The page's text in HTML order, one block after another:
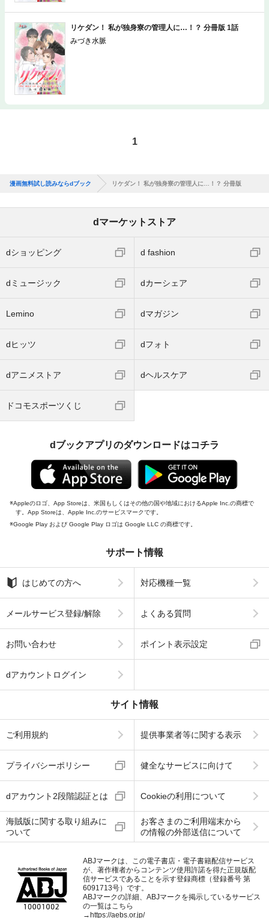
リケダン！ 私が独身寮の管理人に…！？ 分冊版 1話
みづき水脈
1
漫画無料試し読みならdブック リケダン！ 私が独身寮の管理人に…！？ 分冊版
dマーケットストア
dショッピング d fashion
dミュージック dカーシェア
Lemino dマガジン
dヒッツ dフォト
dアニメストア dヘルスケア
ドコモスポーツくじ
dブックアプリのダウンロードはコチラ
Appleのロゴ、App Storeは、米国もしくはその他の国や地域におけるApple Inc.の商標で
す。App Storeは、Apple Inc.のサービスマークです。
Google Play および Google Play ロゴは Google LLC の商標です。
サポート情報
はじめての方へ 対応機種一覧
メールサービス登録/解除 よくある質問
お問い合わせ ポイント表示設定
dアカウントログイン
サイト情報
ご利用規約 提供事業者等に関する表示
プライバシーポリシー 健全なサービスに向けて
dアカウント2段階認証とは Cookieの利用について
海賊版に関する取り組みに
ついて
お客さまのご利用端末から
の情報の外部送信について
ABJマークは、この電子書店・電子書籍配信サービス
が、著作権者からコンテンツ使用許諾を得た正規版配
信サービスであることを示す登録商標（登録番号 第
6091713号）です。
ABJマークの詳細、ABJマークを掲示しているサービス
の一覧はこちら
→ https://aebs.or.jp/